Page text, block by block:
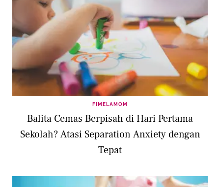
FIMELAMOM
Balita Cemas Berpisah di Hari Pertama
Sekolah? Atasi Separation Anxiety dengan
Tepat